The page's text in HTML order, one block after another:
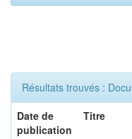
Résultats trouvés :
Date de
publication
Titre